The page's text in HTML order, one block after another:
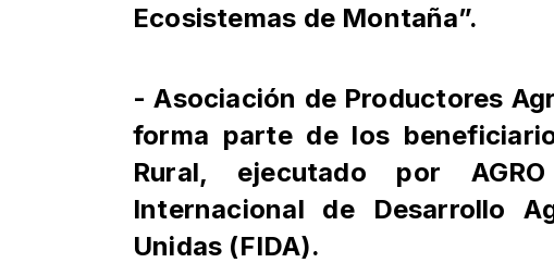
Ecosistemas de Montaña”.
- Asociación de Productores
forma parte de los
Rural, ejecutado por
Internacional de Desarrollo
Unidas (FIDA).